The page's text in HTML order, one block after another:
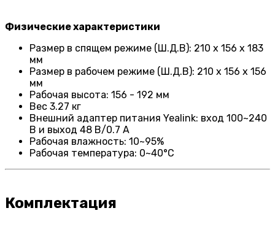
Физические характеристики
Размер в спящем режиме (Ш.Д.В): 210 x 156 x 183
мм
Размер в рабочем режиме (Ш.Д.В): 210 x 156 x 156
мм
Рабочая высота: 156 - 192 мм
Вес 3.27 кг
Внешний адаптер питания Yealink: вход 100~240
В и выход 48 В/0.7 А
Рабочая влажность: 10~95%
Рабочая температура: 0~40°C
Комплектация